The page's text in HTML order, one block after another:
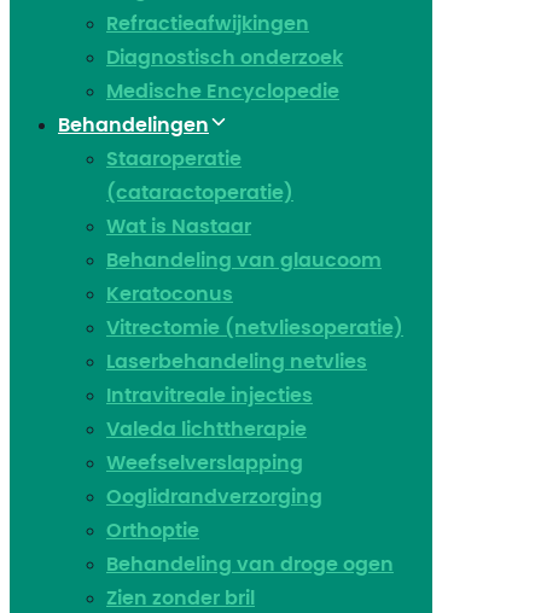
Refractieafwijkingen
Diagnostisch onderzoek
Medische Encyclopedie
Behandelingen
Staaroperatie
(cataractoperatie)
Wat is Nastaar
Behandeling van glaucoom
Keratoconus​
Vitrectomie (netvliesoperatie)
Laserbehandeling netvlies
Intravitreale injecties
Valeda lichttherapie
Weefselverslapping
Ooglidrandverzorging
Orthoptie
Behandeling van droge ogen
Zien zonder bril